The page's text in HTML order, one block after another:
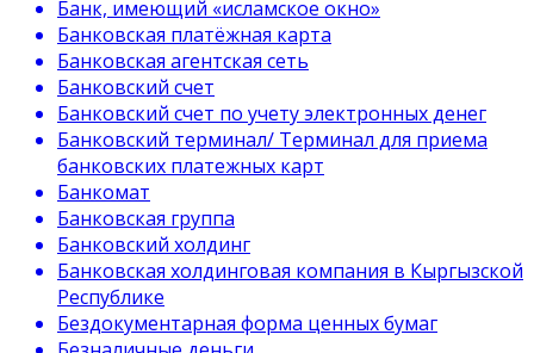
Банк, имеющий «исламское окно»
Банковская платёжная карта
Банковская агентская сеть
Банковский счет
Банковский счет по учету электронных денег
Банковский терминал/ Терминал для приема
банковских платежных карт
Банкомат
Банковская группа
Банковский холдинг
Банковская холдинговая компания в Кыргызской
Республике
Бездокументарная форма ценных бумаг